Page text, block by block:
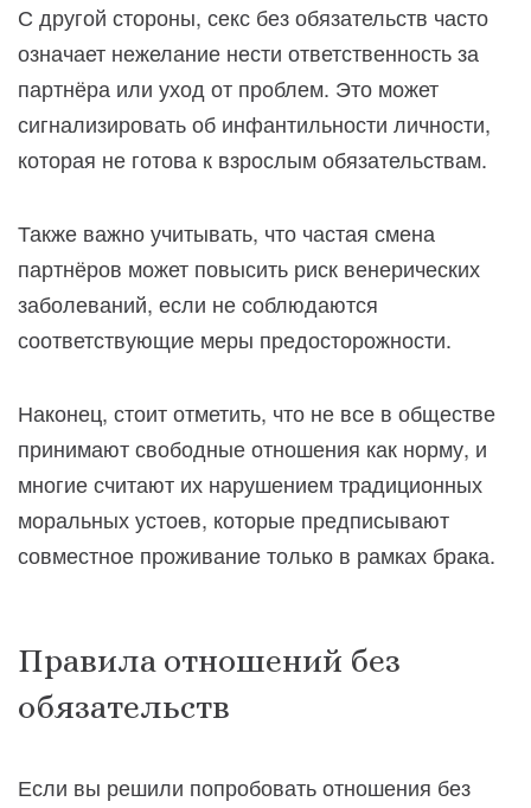
С другой стороны, секс без обязательств часто
означает нежелание нести ответственность за
партнёра или уход от проблем. Это может
сигнализировать об инфантильности личности,
которая не готова к взрослым обязательствам.
Также важно учитывать, что частая смена
партнёров может повысить риск венерических
заболеваний, если не соблюдаются
соответствующие меры предосторожности.
Наконец, стоит отметить, что не все в обществе
принимают свободные отношения как норму, и
многие считают их нарушением традиционных
моральных устоев, которые предписывают
совместное проживание только в рамках брака.
Правила отношений без
обязательств
Если вы решили попробовать отношения без